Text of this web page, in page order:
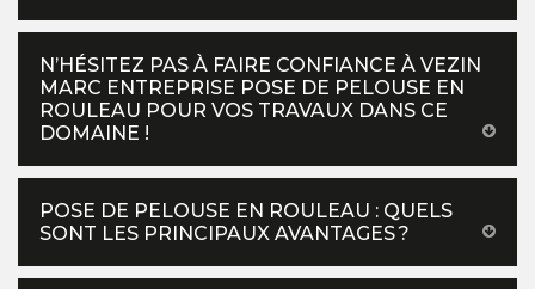
N’HÉSITEZ PAS À FAIRE CONFIANCE À VEZIN
MARC ENTREPRISE POSE DE PELOUSE EN
ROULEAU POUR VOS TRAVAUX DANS CE
DOMAINE !
POSE DE PELOUSE EN ROULEAU : QUELS
SONT LES PRINCIPAUX AVANTAGES ?